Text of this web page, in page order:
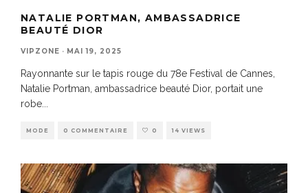
NATALIE PORTMAN, AMBASSADRICE
BEAUTÉ DIOR
VIPZONE · MAI 19, 2025
Rayonnante sur le tapis rouge du 78e Festival de Cannes,
Natalie Portman, ambassadrice beauté Dior, portait une
robe
MODE 0 COMMENTAIRE 0 14 VIEWS